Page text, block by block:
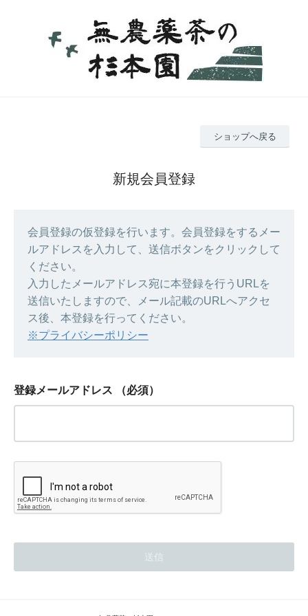
ショップへ戻る
新規会員登録
会員登録の仮登録を行います。会員登録をするメー
ルアドレスを入力して、送信ボタンをクリックして
ください。
入力したメールアドレス宛に本登録を行うURLを
送信いたしますので、メール記載のURLへアクセ
ス後、本登録を行ってください。
※プライバシーポリシー
登録メールアドレス （必須）